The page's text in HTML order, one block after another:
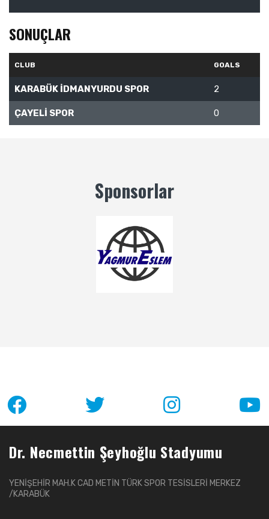
SONUÇLAR
CLUB GOALS
KARABÜK İDMANYURDU SPOR 2
ÇAYELİ SPOR 0
Sponsorlar
Dr. Necmettin Şeyhoğlu Stadyumu
YENİŞEHİR MAH.K CAD METİN TÜRK SPOR TESİSLERİ MERKEZ
/KARABÜK